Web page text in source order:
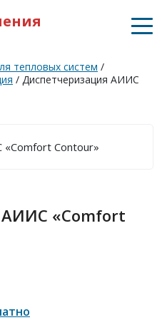
тепловых систем /
/ Диспетчеризация АИИС
«Comfort